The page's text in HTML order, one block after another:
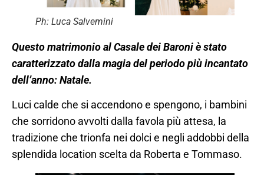
Ph: Luca Salvemini
Questo matrimonio al Casale dei Baroni è stato
caratterizzato dalla magia del periodo più incantato
dell’anno: Natale.
Luci calde che si accendono e spengono, i bambini
che sorridono avvolti dalla favola più attesa, la
tradizione che trionfa nei dolci e negli addobbi della
splendida location scelta da Roberta e Tommaso.